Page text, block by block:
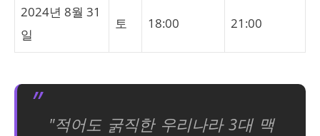
2024년 8월 31
일
토 18:00 21:00
"적어도 굵직한 우리나라 3대 맥